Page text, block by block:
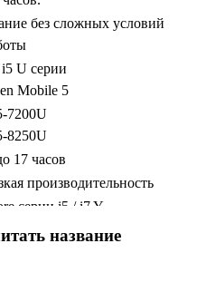
без сложных условий
U серии
Mobile 5
7200U
8250U
17 часов
производительность
серии i5 / i7 Y
i5-7Y54
название